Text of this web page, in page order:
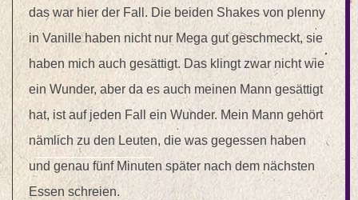
das war hier der Fall. Die beiden Shakes von plenny
in Vanille haben nicht nur Mega gut geschmeckt, sie
haben mich auch gesättigt. Das klingt zwar nicht wie
ein Wunder, aber da es auch meinen Mann gesättigt
hat, ist auf jeden Fall ein Wunder. Mein Mann gehört
nämlich zu den Leuten, die was gegessen haben
und genau fünf Minuten später nach dem nächsten
Essen schreien.